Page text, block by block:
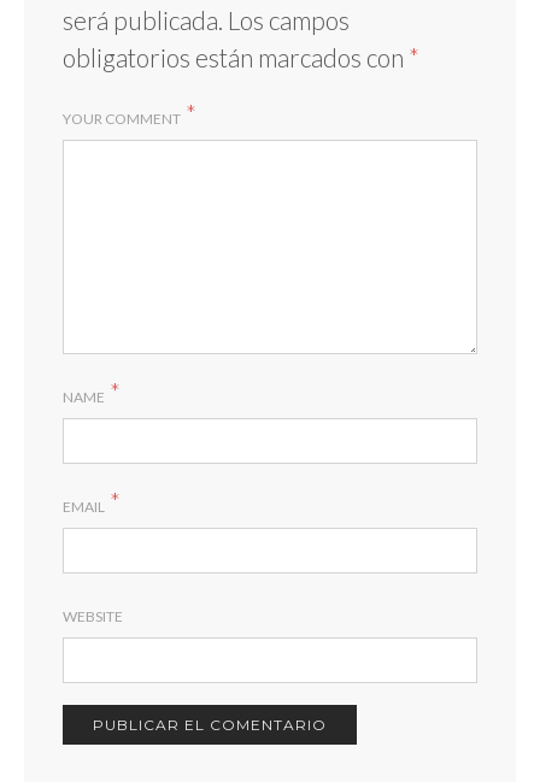
será publicada. Los campos
obligatorios están marcados con *
YOUR COMMENT *
NAME *
EMAIL *
WEBSITE